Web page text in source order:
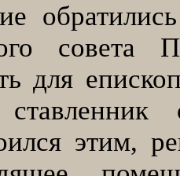
совета
для
этим,